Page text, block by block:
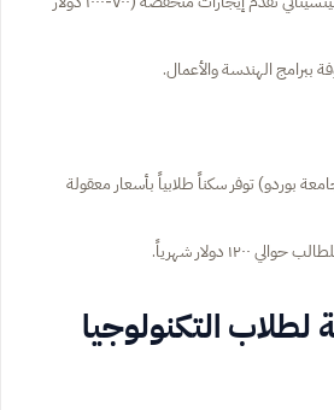
ببرامج الهندسة والأعمال.
بوردو) توفر سكناً طلابياً بأسعار معقولة
دولار شهرياً.
لطلاب التكنولوجيا